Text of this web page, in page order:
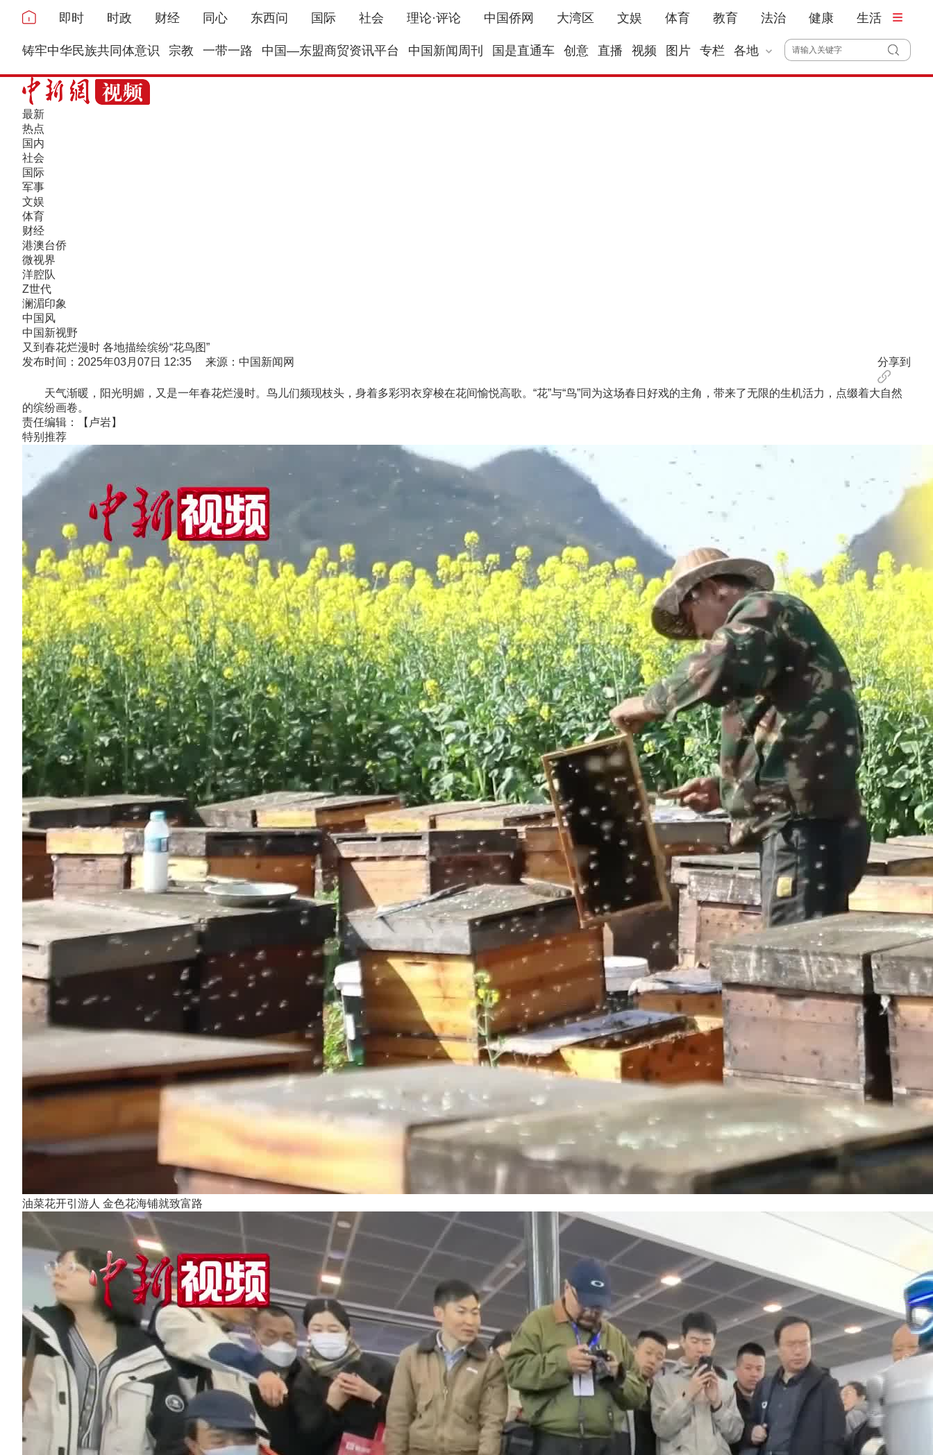
即时 时政 财经 同心 东西问 国际 社会 理论·评论 中国侨网 大湾区 文娱 体育 教育 法治 健康 生活
铸牢中华民族共同体意识 宗教 一带一路 中国—东盟商贸资讯平台 中国新闻周刊 国是直通车 创意 直播 视频 图片 专栏 各地
最新
热点
国内
社会
国际
军事
文娱
体育
财经
港澳台侨
微视界
洋腔队
Z世代
澜湄印象
中国风
中国新视野
又到春花烂漫时 各地描绘缤纷“花鸟图”
发布时间：2025年03月07日 12:35 来源：中国新闻网
分享到
天气渐暖，阳光明媚，又是一年春花烂漫时。鸟儿们频现枝头，身着多彩羽衣穿梭在花间愉悦高歌。“花”与“鸟”同为这场春日好戏的主角，带来了无限的生机活力，点缀着大自然
的缤纷画卷。
责任编辑：【卢岩】
特别推荐
油菜花开引游人 金色花海铺就致富路